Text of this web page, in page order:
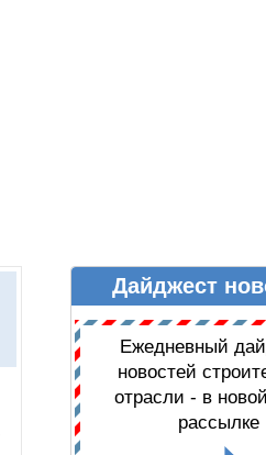
ДАЙДЖЕСТ НОВОСТЕЙ
Дайджест
Ежедневный
новостей
отрасли - в
рассылке